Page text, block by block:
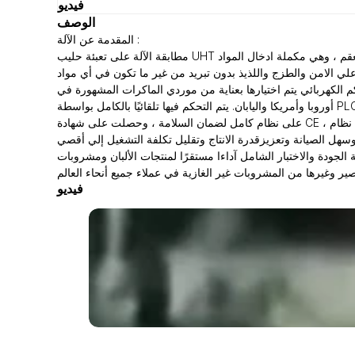
فيديو
الوصف
المقدمة عن الآلة :
مطابقة الآلة على تعبئة حليب UHT وعصير الفاكهة والقهوة ومشروبات الشاي ومشروبات البروتين النباتية والنبيذ ومجموعة متنوعة من المشروبات غير الغازية في الكرتون المعقم ، وهي مكملة ادخال المواد
الامن والطزج واللذيذ بدون تبريد من غير ما تكون في أي مواد
الكهربائي يتم اختيارها بعناية من موردي الماكرات المشهورة في
أوروبا وأمريكا واليابان. يتم التحكم فيها تلقائيًا بالكامل بواسطة PLC وهو نظام المرتبط بين العامل والألة من خلال شاشة تشغل باللمس لتحقيق التواصل بينهما بإصدارات اللغات المختلفة تواصلا تاما. تحتوي الماكينة
على نظام كامل لضمان السلامة ، وحصلت على شهادة CE ، ولديها نظام كامل لمراقبة الجودة مع نظام كامل للكشف عن الفشل ، ويمكن اكتشاف كل العطل من خلال نظام PLC الخاص بجهازنا ، وإظهار طريقة
والتشغيل المستقر والفعال وسهل الصيانة وتعزيزقدرة الانتاج وتقليل تكلفة التشغيل إلي أقصي
والاختبار الشامل آداءا مستقرًا لمنتجات الألبان ومشروبات
فيديو